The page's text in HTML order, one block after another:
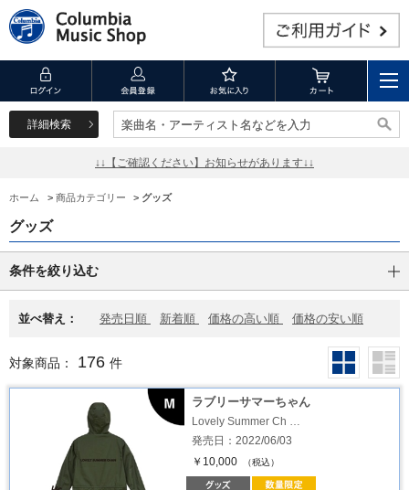
詳細検索 楽曲名・アーティスト名などを入力
楽曲名・アーティスト名などを入力
↓↓【ご確認ください】お知らせがあります↓↓
ホーム > 商品カテゴリー > グッズ
グッズ
条件を絞り込む
並べ替え： 発売日順 新着順 価格の高い順 価格の安い順
対象商品： 176 件
ラブリーサマーちゃん
Lovely Summer Ch …
発売日：2022/06/03
￥10,000
（税込）